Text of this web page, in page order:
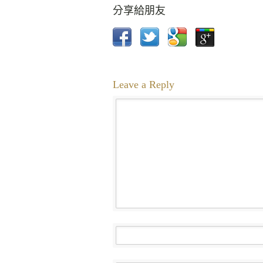
分享給朋友
Leave a Reply